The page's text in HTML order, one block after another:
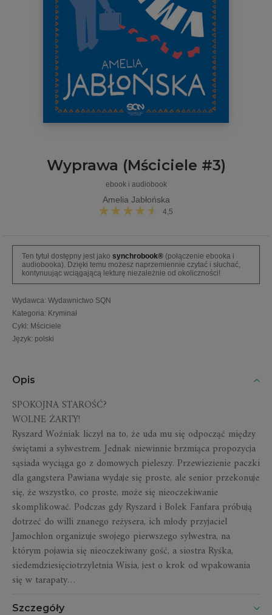
Wyprawa (Mściciele #3)
ebook i audiobook
Amelia Jabłońska
4,5
Ten tytuł dostępny jest jako synchrobook® (połączenie ebooka i
audiobooka). Dzięki temu możesz naprzemiennie czytać i słuchać,
kontynuując wciągającą lekturę niezależnie od okoliczności!
Wydawca: Wydawnictwo SQN
Kategoria: Kryminał
Cykl : Mściciele
Język: polski
Opis
SPOKOJNA STAROŚĆ?
WOLNE ŻARTY!
Ryszard Woźniak liczył na to, że uda mu się odpocząć między
świętami a sylwestrem. Jednak niewinnie brzmiąca propozycja
sąsiada wyciąga go z domowych pieleszy. Przewiezienie paczki
dla gangstera Pawiana wydaje się proste, ale senior przekonuje
się, że wszystko, co proste, może się nieoczekiwanie
skomplikować. Podczas gdy Ryszard i Bolek Fanfara próbują
dotrzeć do willi znanego reżysera, ich młody przyjaciel
Jamochłon organizuje swojego pierwszego sylwestra, na
którym pojawia się nieoczekiwany gość, a siostra Ryśka,
siedemdziesięciotrzyletnia Wisia, jest o krok od wpakowania
się w tarapaty…
Szczegóły